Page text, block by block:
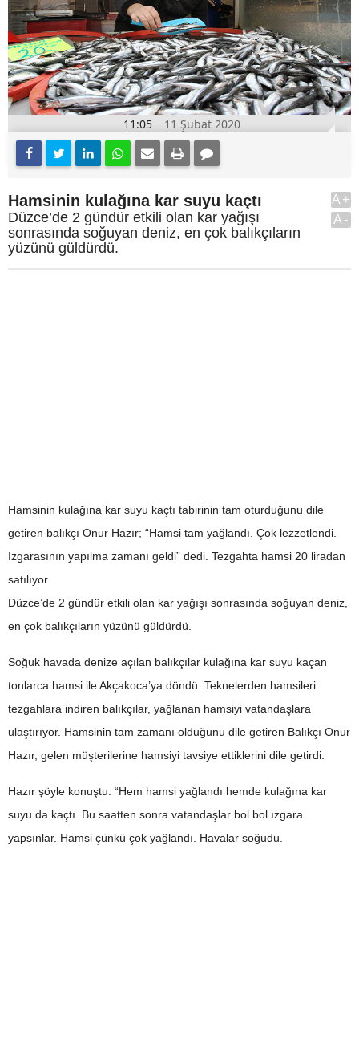
11:05 11 Şubat 2020
Hamsinin kulağına kar suyu kaçtı
Düzce’de 2 gündür etkili olan kar yağışı
sonrasında soğuyan deniz, en çok balıkçıların
yüzünü güldürdü.
A+
A-
Hamsinin kulağına kar suyu kaçtı tabirinin tam oturduğunu dile
getiren balıkçı Onur Hazır; “Hamsi tam yağlandı. Çok lezzetlendi.
Izgarasının yapılma zamanı geldi” dedi. Tezgahta hamsi 20 liradan
satılıyor.
Düzce’de 2 gündür etkili olan kar yağışı sonrasında soğuyan deniz,
en çok balıkçıların yüzünü güldürdü.
Soğuk havada denize açılan balıkçılar kulağına kar suyu kaçan
tonlarca hamsi ile Akçakoca’ya döndü. Teknelerden hamsileri
tezgahlara indiren balıkçılar, yağlanan hamsiyi vatandaşlara
ulaştırıyor. Hamsinin tam zamanı olduğunu dile getiren Balıkçı Onur
Hazır, gelen müşterilerine hamsiyi tavsiye ettiklerini dile getirdi.
Hazır şöyle konuştu: “Hem hamsi yağlandı hemde kulağına kar
suyu da kaçtı. Bu saatten sonra vatandaşlar bol bol ızgara
yapsınlar. Hamsi çünkü çok yağlandı. Havalar soğudu.